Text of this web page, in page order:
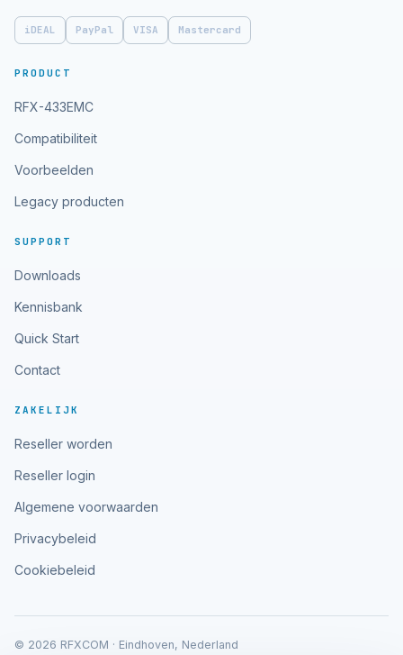
iDEAL PayPal VISA Mastercard
PRODUCT
RFX-433EMC
Compatibiliteit
Voorbeelden
Legacy producten
SUPPORT
Downloads
Kennisbank
Quick Start
Contact
ZAKELIJK
Reseller worden
Reseller login
Algemene voorwaarden
Privacybeleid
Cookiebeleid
© 2026 RFXCOM · Eindhoven, Nederland